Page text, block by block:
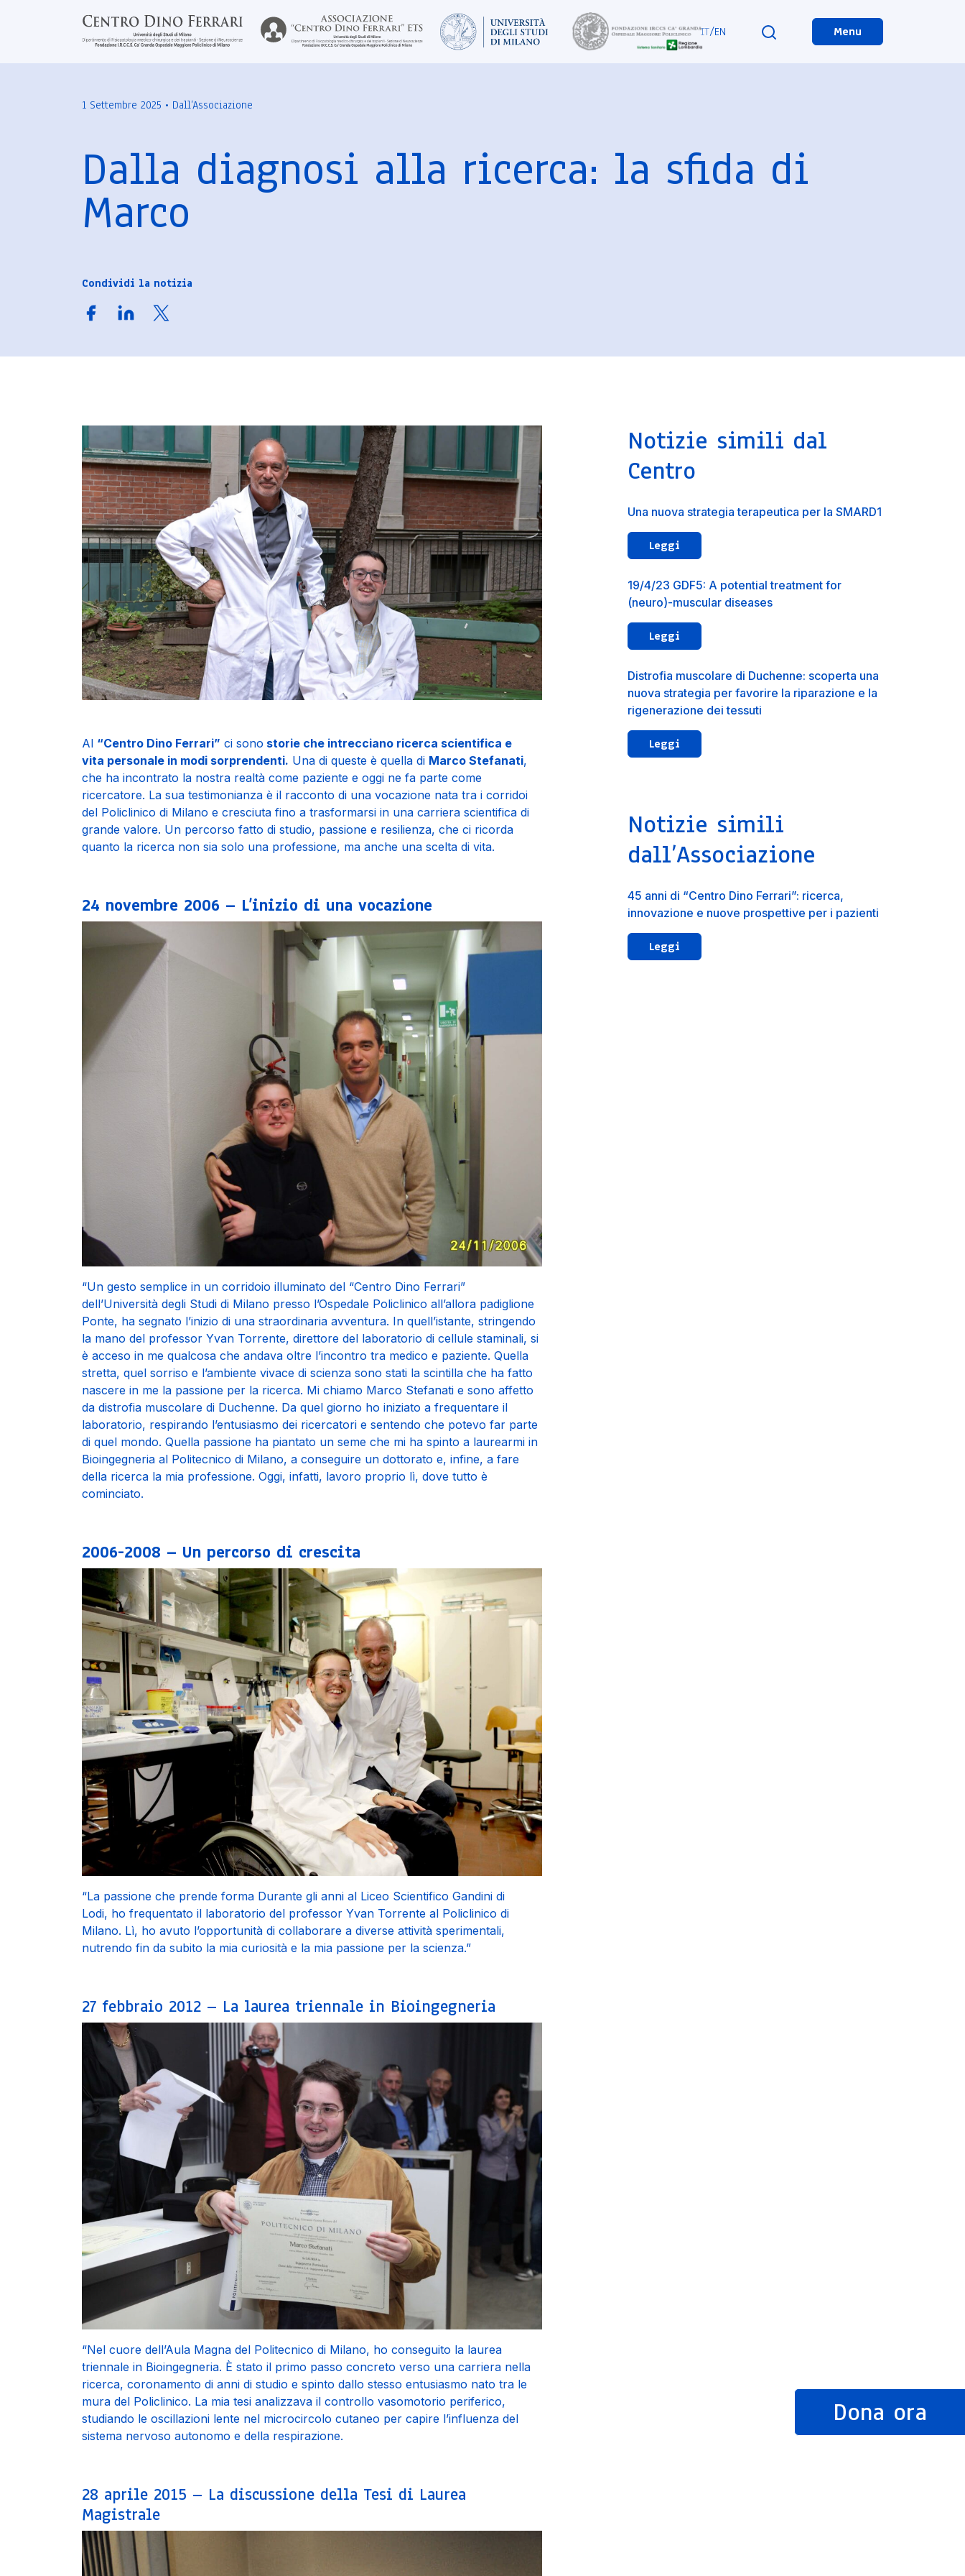
IT/EN Menu
1 Settembre 2025 • Dall’Associazione
Dalla diagnosi alla ricerca: la sfida di
Marco
Condividi la notizia
Al “Centro Dino Ferrari” ci sono storie che intrecciano ricerca scientifica e
vita personale in modi sorprendenti. Una di queste è quella di Marco Stefanati,
che ha incontrato la nostra realtà come paziente e oggi ne fa parte come
ricercatore. La sua testimonianza è il racconto di una vocazione nata tra i corridoi
del Policlinico di Milano e cresciuta fino a trasformarsi in una carriera scientifica di
grande valore. Un percorso fatto di studio, passione e resilienza, che ci ricorda
quanto la ricerca non sia solo una professione, ma anche una scelta di vita.
24 novembre 2006 – L’inizio di una vocazione
“Un gesto semplice in un corridoio illuminato del “Centro Dino Ferrari”
dell’Università degli Studi di Milano presso l’Ospedale Policlinico all’allora padiglione
Ponte, ha segnato l’inizio di una straordinaria avventura. In quell’istante, stringendo
la mano del professor Yvan Torrente, direttore del laboratorio di cellule staminali, si
è acceso in me qualcosa che andava oltre l’incontro tra medico e paziente. Quella
stretta, quel sorriso e l’ambiente vivace di scienza sono stati la scintilla che ha fatto
nascere in me la passione per la ricerca. Mi chiamo Marco Stefanati e sono affetto
da distrofia muscolare di Duchenne. Da quel giorno ho iniziato a frequentare il
laboratorio, respirando l’entusiasmo dei ricercatori e sentendo che potevo far parte
di quel mondo. Quella passione ha piantato un seme che mi ha spinto a laurearmi in
Bioingegneria al Politecnico di Milano, a conseguire un dottorato e, infine, a fare
della ricerca la mia professione. Oggi, infatti, lavoro proprio lì, dove tutto è
cominciato.
2006-2008 – Un percorso di crescita
“La passione che prende forma Durante gli anni al Liceo Scientifico Gandini di
Lodi, ho frequentato il laboratorio del professor Yvan Torrente al Policlinico di
Milano. Lì, ho avuto l’opportunità di collaborare a diverse attività sperimentali,
nutrendo fin da subito la mia curiosità e la mia passione per la scienza.”
27 febbraio 2012 – La laurea triennale in Bioingegneria
“Nel cuore dell’Aula Magna del Politecnico di Milano, ho conseguito la laurea
triennale in Bioingegneria. È stato il primo passo concreto verso una carriera nella
ricerca, coronamento di anni di studio e spinto dallo stesso entusiasmo nato tra le
mura del Policlinico. La mia tesi analizzava il controllo vasomotorio periferico,
studiando le oscillazioni lente nel microcircolo cutaneo per capire l’influenza del
sistema nervoso autonomo e della respirazione.
28 aprile 2015 – La discussione della Tesi di Laurea
Magistrale
Notizie simili dal
Centro
Una nuova strategia terapeutica per la SMARD1
Leggi
19/4/23 GDF5: A potential treatment for
(neuro)-muscular diseases
Leggi
Distrofia muscolare di Duchenne: scoperta una
nuova strategia per favorire la riparazione e la
rigenerazione dei tessuti
Leggi
Notizie simili
dall’Associazione
45 anni di “Centro Dino Ferrari”: ricerca,
innovazione e nuove prospettive per i pazienti
Leggi
Dona ora